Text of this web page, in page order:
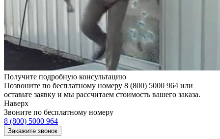
Получите подробную консультацию
Позвоните по бесплатному номеру 8 (800) 5000 964 или
оставьте заявку и мы рассчитаем стоимость вашего заказа.
Наверх
Звоните по бесплатному номеру
8 (800) 5000 964